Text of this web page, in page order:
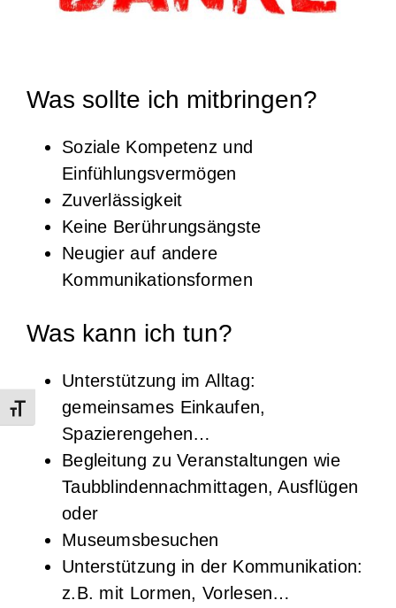
Schrift vergrößern
Was sollte ich mitbringen?
Soziale Kompetenz und
Einfühlungsvermögen
Zuverlässigkeit
Keine Berührungsängste
Neugier auf andere
Kommunikationsformen
Was kann ich tun?
Unterstützung im Alltag:
gemeinsames Einkaufen,
Spazierengehen…
Begleitung zu Veranstaltungen wie
Taubblindennachmittagen, Ausflügen
oder
Museumsbesuchen
Unterstützung in der Kommunikation:
z.B. mit Lormen, Vorlesen…